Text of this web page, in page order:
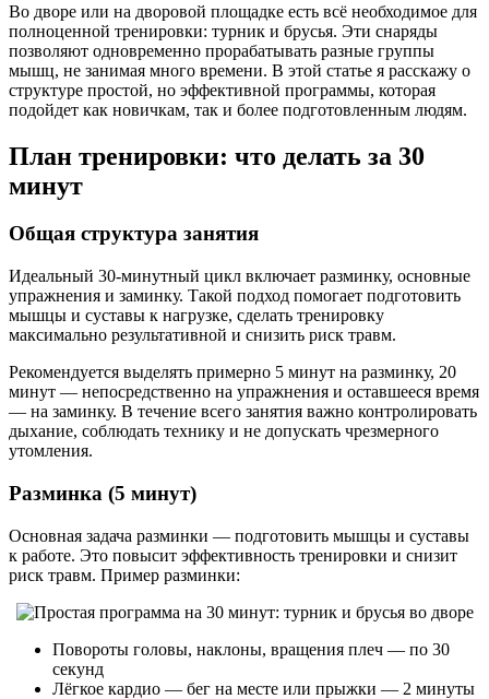
Во дворе или на дворовой площадке есть всё необходимое для
полноценной тренировки: турник и брусья. Эти снаряды
позволяют одновременно прорабатывать разные группы
мышц, не занимая много времени. В этой статье я расскажу о
структуре простой, но эффективной программы, которая
подойдет как новичкам, так и более подготовленным людям.
План тренировки: что делать за 30
минут
Общая структура занятия
Идеальный 30-минутный цикл включает разминку, основные
упражнения и заминку. Такой подход помогает подготовить
мышцы и суставы к нагрузке, сделать тренировку
максимально результативной и снизить риск травм.
Рекомендуется выделять примерно 5 минут на разминку, 20
минут — непосредственно на упражнения и оставшееся время
— на заминку. В течение всего занятия важно контролировать
дыхание, соблюдать технику и не допускать чрезмерного
утомления.
Разминка (5 минут)
Основная задача разминки — подготовить мышцы и суставы
к работе. Это повысит эффективность тренировки и снизит
риск травм. Пример разминки:
Повороты головы, наклоны, вращения плеч — по 30
секунд
Лёгкое кардио — бег на месте или прыжки — 2 минуты